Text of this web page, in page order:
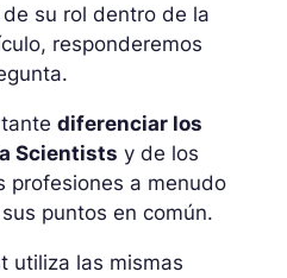
su rol dentro de la
responderemos
diferenciar los
Scientists y de los
profesiones a menudo
puntos en común.
utiliza las mismas